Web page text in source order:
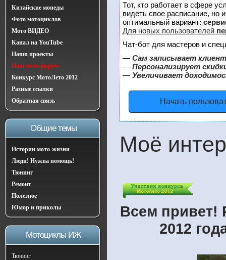
Китайские мопеды
Фото мотоциклов
Мото ВИДЕО
Канал на YouTube
Наши проекты
Наш мото-форум
Конкурс МотоЛето 2012
Разные ссылки
Обратная связь
Общие темы
Истории мото-жизни
Люди! Нужна помощь!
Тюнинг
Ремонт
Полезное
Юмор и приколы
Мотоциклы ИЖ
Тюнинг
Тот, кто работает в сфере
видеть свое расписание,
оптимальный вариант:
Для новых пользователей
Чат-бот для мастеров и
— Сам записывает
— Персонализирует
— Увеличивает
Начать
Моё
Всем привет!
2012